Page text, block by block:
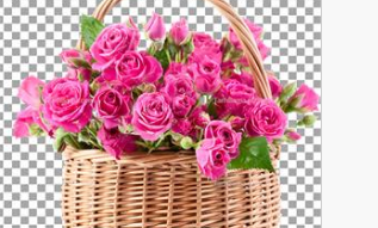
عکس گلبرگ صورتی بدون پس
زمینه
تومان
90,000
226